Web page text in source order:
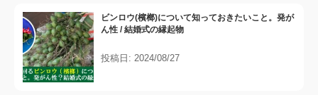
ビンロウ(檳榔)について知っておきたいこと。発が
ん性 / 結婚式の縁起物
投稿日: 2024/08/27